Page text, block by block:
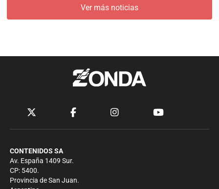
Ver más noticias
CONTENIDOS SA
Av. España 1409 Sur.
CP: 5400.
Provincia de San Juan.